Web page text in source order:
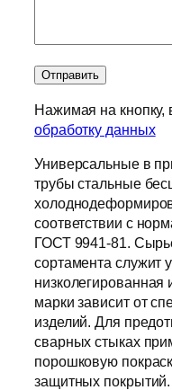
Нажимая на кнопку,
обработку данных
Универсальные в
трубы стальные
соответствии с
ГОСТ 9941-81.
сортамента служит
низколегированная
марки зависит от
изделий. Для
сварных стыках
порошковую
защитных покрытий.